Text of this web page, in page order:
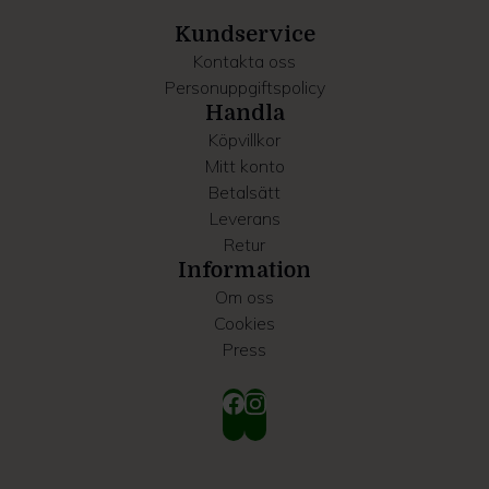
Kundservice
Kontakta oss
Personuppgiftspolicy
Handla
Köpvillkor
Mitt konto
Betalsätt
Leverans
Retur
Information
Om oss
Cookies
Press